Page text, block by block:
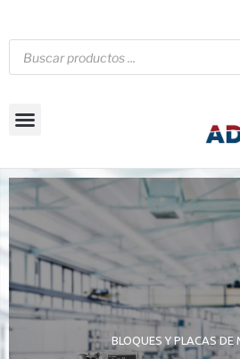
BLOQUES Y PLACAS DE